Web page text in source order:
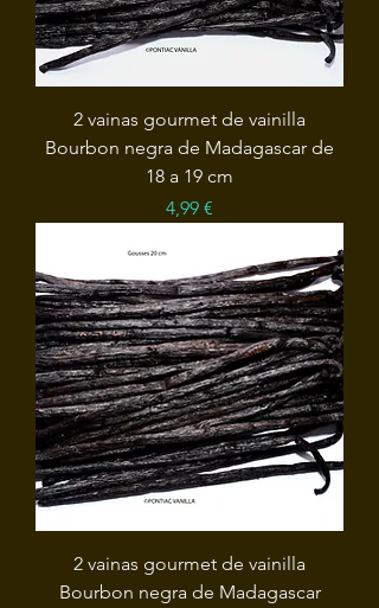
2 vainas gourmet de vainilla
Bourbon negra de Madagascar de
18 a 19 cm
Precio
4,99 €
2 vainas gourmet de vainilla
Bourbon negra de Madagascar